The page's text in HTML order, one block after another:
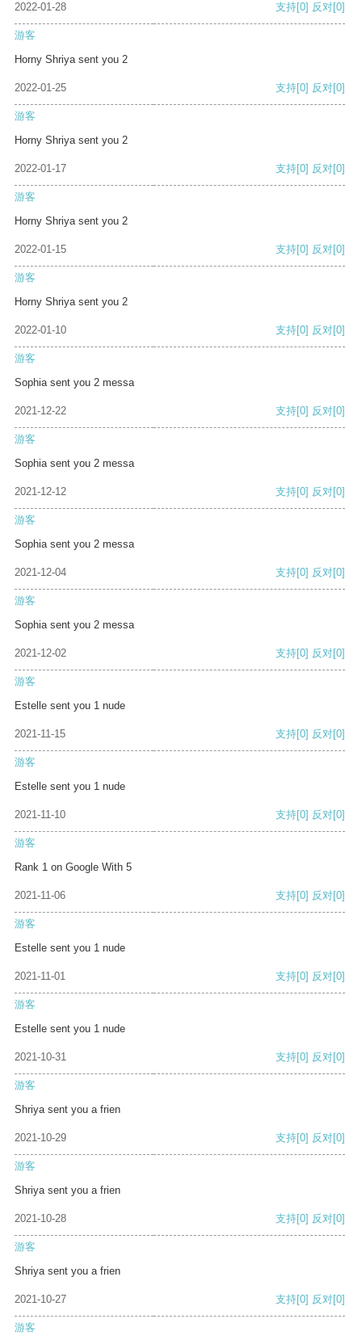
2022-01-28 支持[0] 反对[0]
游客
Horny Shriya sent you 2
2022-01-25 支持[0] 反对[0]
游客
Horny Shriya sent you 2
2022-01-17 支持[0] 反对[0]
游客
Horny Shriya sent you 2
2022-01-15 支持[0] 反对[0]
游客
Horny Shriya sent you 2
2022-01-10 支持[0] 反对[0]
游客
Sophia sent you 2 messa
2021-12-22 支持[0] 反对[0]
游客
Sophia sent you 2 messa
2021-12-12 支持[0] 反对[0]
游客
Sophia sent you 2 messa
2021-12-04 支持[0] 反对[0]
游客
Sophia sent you 2 messa
2021-12-02 支持[0] 反对[0]
游客
Estelle sent you 1 nude
2021-11-15 支持[0] 反对[0]
游客
Estelle sent you 1 nude
2021-11-10 支持[0] 反对[0]
游客
Rank 1 on Google With 5
2021-11-06 支持[0] 反对[0]
游客
Estelle sent you 1 nude
2021-11-01 支持[0] 反对[0]
游客
Estelle sent you 1 nude
2021-10-31 支持[0] 反对[0]
游客
Shriya sent you a frien
2021-10-29 支持[0] 反对[0]
游客
Shriya sent you a frien
2021-10-28 支持[0] 反对[0]
游客
Shriya sent you a frien
2021-10-27 支持[0] 反对[0]
游客